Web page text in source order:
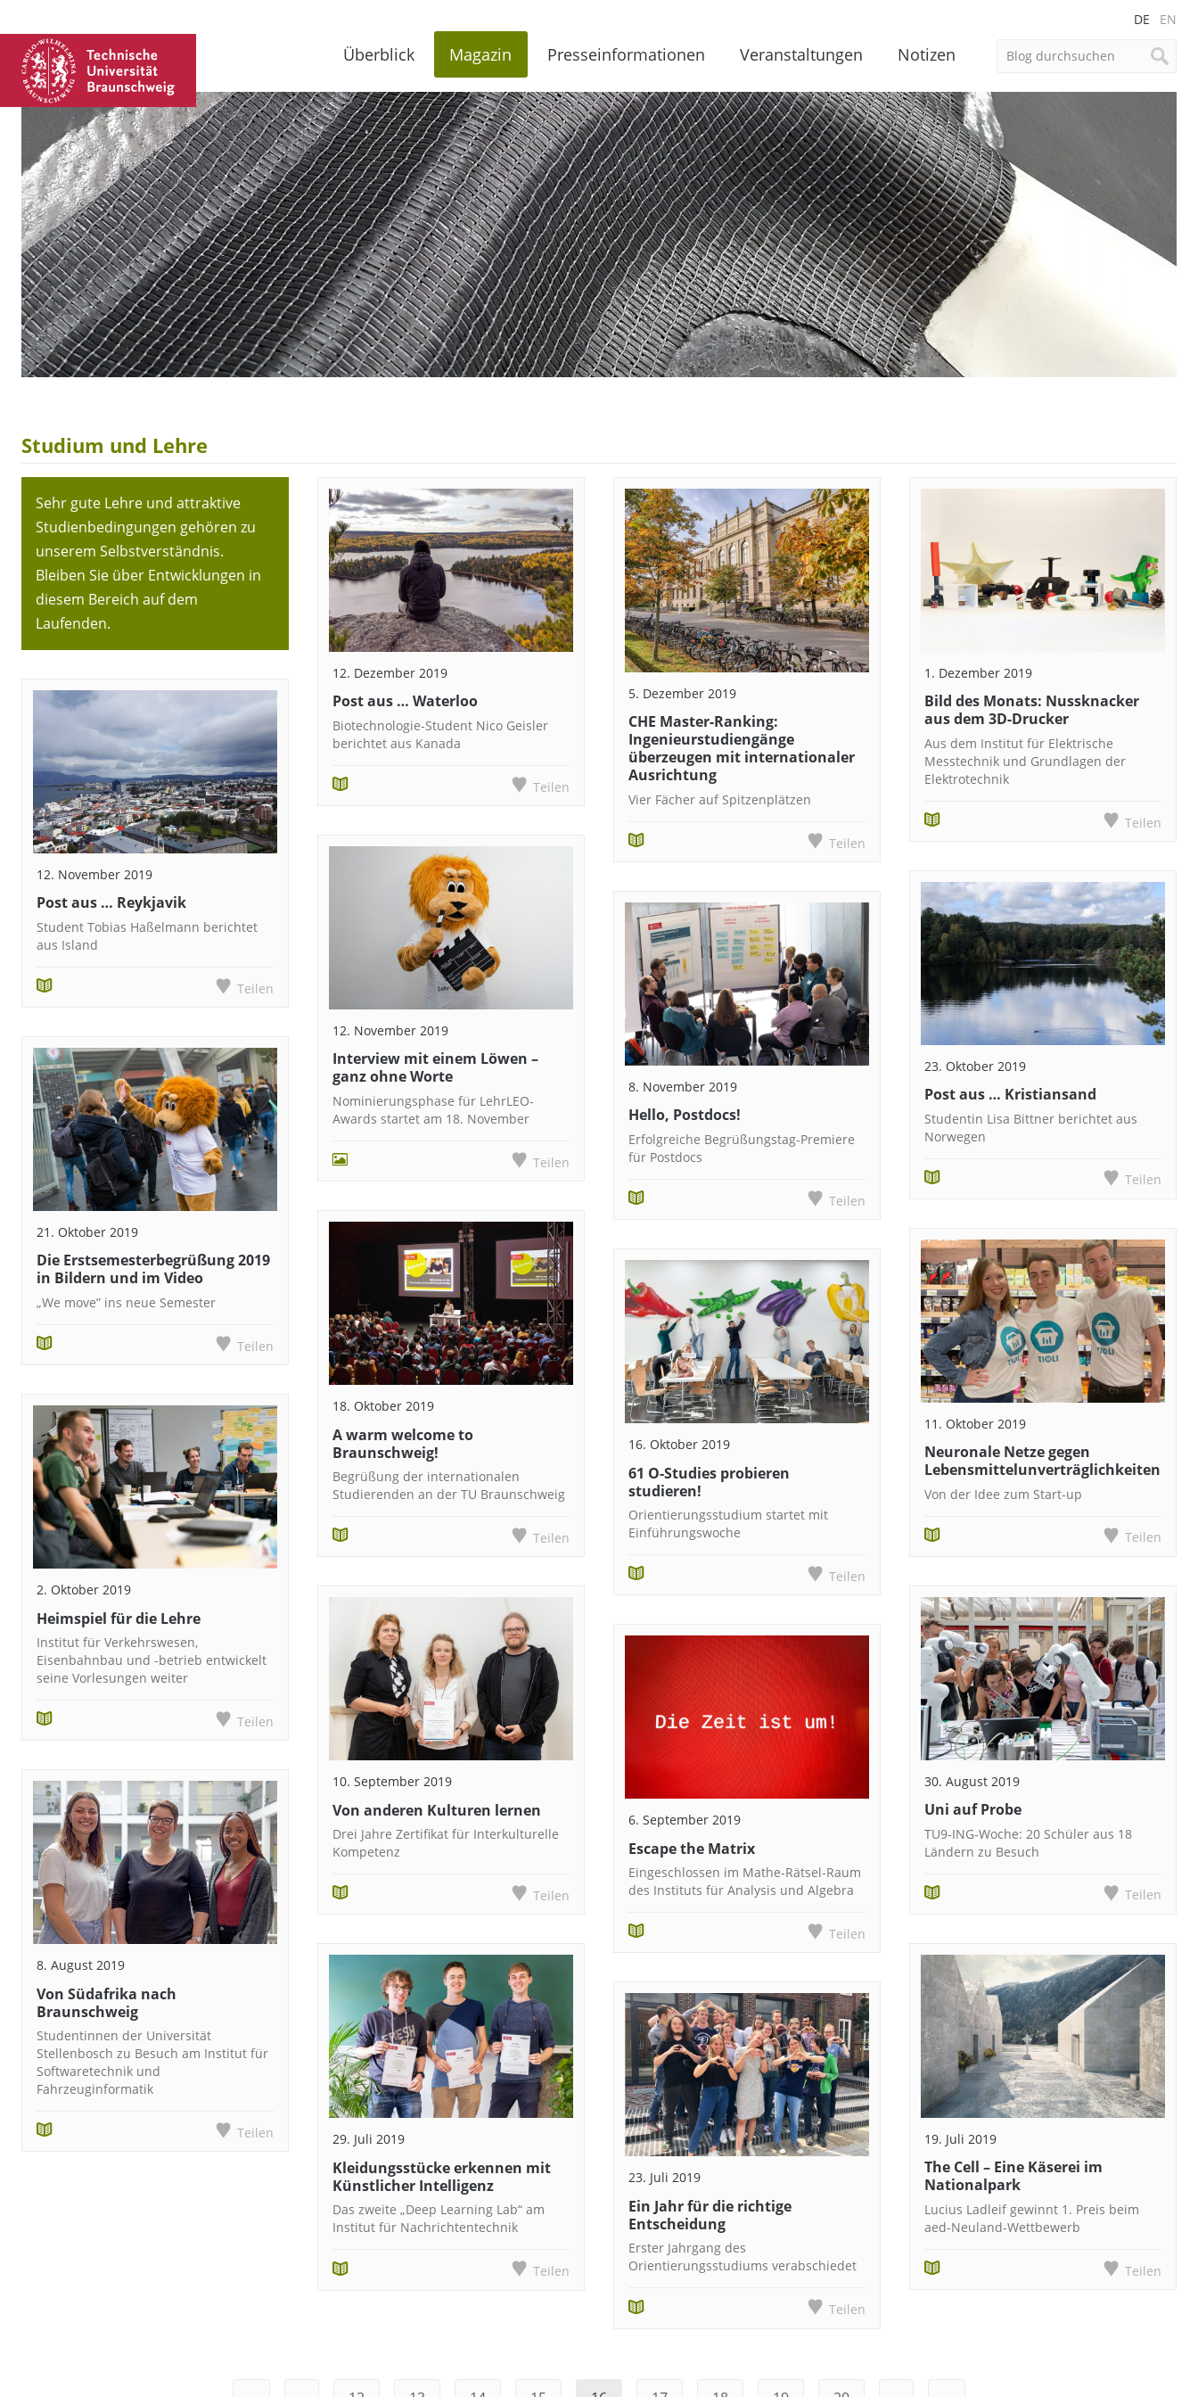
DE EN
Überblick Magazin Presseinformationen Veranstaltungen Notizen
Studium und Lehre
Sehr gute Lehre und attraktive
Studienbedingungen gehören zu
unserem Selbstverständnis.
Bleiben Sie über Entwicklungen in
diesem Bereich auf dem
Laufenden.
12. November 2019
Post aus … Reykjavik
Student Tobias Haßelmann berichtet
aus Island
Teilen
21. Oktober 2019
Die Erstsemesterbegrüßung 2019
in Bildern und im Video
„We move” ins neue Semester
Teilen
2. Oktober 2019
Heimspiel für die Lehre
Institut für Verkehrswesen,
Eisenbahnbau und -betrieb entwickelt
seine Vorlesungen weiter
Teilen
8. August 2019
Von Südafrika nach
Braunschweig
Studentinnen der Universität
Stellenbosch zu Besuch am Institut für
Softwaretechnik und
Fahrzeuginformatik
Teilen
12. Dezember 2019
Post aus … Waterloo
Biotechnologie-Student Nico Geisler
berichtet aus Kanada
Teilen
12. November 2019
Interview mit einem Löwen –
ganz ohne Worte
Nominierungsphase für LehrLEO-
Awards startet am 18. November
Teilen
18. Oktober 2019
A warm welcome to
Braunschweig!
Begrüßung der internationalen
Studierenden an der TU Braunschweig
Teilen
10. September 2019
Von anderen Kulturen lernen
Drei Jahre Zertifikat für Interkulturelle
Kompetenz
Teilen
29. Juli 2019
Kleidungsstücke erkennen mit
Künstlicher Intelligenz
Das zweite „Deep Learning Lab“ am
Institut für Nachrichtentechnik
Teilen
5. Dezember 2019
CHE Master-Ranking:
Ingenieurstudiengänge
überzeugen mit internationaler
Ausrichtung
Vier Fächer auf Spitzenplätzen
Teilen
8. November 2019
Hello, Postdocs!
Erfolgreiche Begrüßungstag-Premiere
für Postdocs
Teilen
16. Oktober 2019
61 O-Studies probieren
studieren!
Orientierungsstudium startet mit
Einführungswoche
Teilen
6. September 2019
Escape the Matrix
Eingeschlossen im Mathe-Rätsel-Raum
des Instituts für Analysis und Algebra
Teilen
23. Juli 2019
Ein Jahr für die richtige
Entscheidung
Erster Jahrgang des
Orientierungsstudiums verabschiedet
Teilen
1. Dezember 2019
Bild des Monats: Nussknacker
aus dem 3D-Drucker
Aus dem Institut für Elektrische
Messtechnik und Grundlagen der
Elektrotechnik
Teilen
23. Oktober 2019
Post aus … Kristiansand
Studentin Lisa Bittner berichtet aus
Norwegen
Teilen
11. Oktober 2019
Neuronale Netze gegen
Lebensmittelunverträglichkeiten
Von der Idee zum Start-up
Teilen
30. August 2019
Uni auf Probe
TU9-ING-Woche: 20 Schüler aus 18
Ländern zu Besuch
Teilen
19. Juli 2019
The Cell – Eine Käserei im
Nationalpark
Lucius Ladleif gewinnt 1. Preis beim
aed-Neuland-Wettbewerb
Teilen